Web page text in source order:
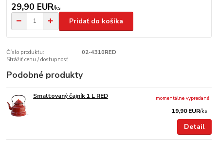
29,90 EUR/ks
Pridať do košíka
Číslo produktu:
02-4310RED
Strážiť cenu / dostupnosť
Podobné produkty
Smaltovaný čajník 1 L RED
19,90 EUR/ks
momentálne vypredané
Detail